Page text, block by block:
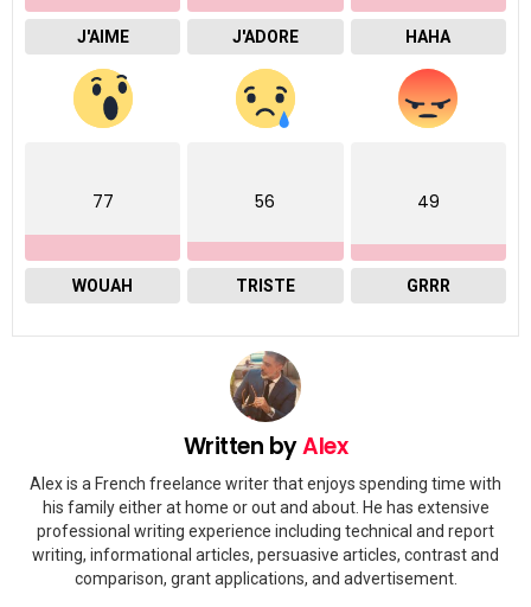
J'AIME J'ADORE HAHA
77
WOUAH
56
TRISTE
49
GRRR
Written byAlex
Alex is a French freelance writer that enjoys spending time with
his family either at home or out and about. He has extensive
professional writing experience including technical and report
writing, informational articles, persuasive articles, contrast and
comparison, grant applications, and advertisement.